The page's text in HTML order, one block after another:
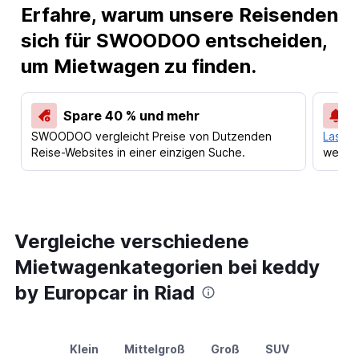
Erfahre, warum unsere Reisenden
sich für SWOODOO entscheiden,
um Mietwagen zu finden.
Spare 40 % und mehr
SWOODOO vergleicht Preise von Dutzenden
Reise-Websites in einer einzigen Suche.
Lass
Vergleiche verschiedene
Mietwagenkategorien bei keddy
by Europcar in Riad
Klein Mittelgroß Groß SUV